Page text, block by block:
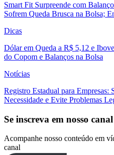
Smart Fit Surpreende com
Sofrem Queda Brusca na Bolsa;
Dicas
Dólar em Queda a R$ 5,12 e
do Copom e Balanços na Bolsa
Notícias
Registro Estadual para Empresas:
Necessidade e Evite Problemas
Se inscreva em nosso
Acompanhe nosso conteúdo em
canal